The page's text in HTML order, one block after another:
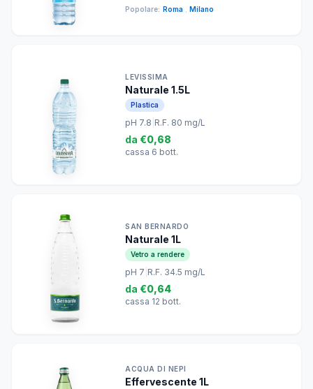
Popolare: Roma Milano
LEVISSIMA
Naturale 1.5L
Plastica
pH 7.8 R.F. 80 mg/L
da €0,68
cassa 6 bott.
SAN BERNARDO
Naturale 1L
Vetro a rendere
pH 7 R.F. 34.5 mg/L
da €0,64
cassa 12 bott.
ACQUA DI NEPI
Effervescente 1L